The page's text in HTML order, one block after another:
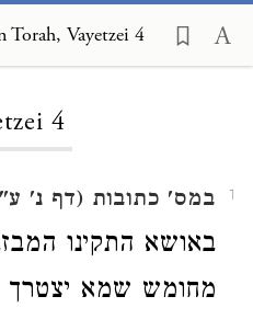
Torah, Vayetzei 4
4
1 במס' כתובות (דף נ'
באושא התקינו
מחומש שמא יצטרך